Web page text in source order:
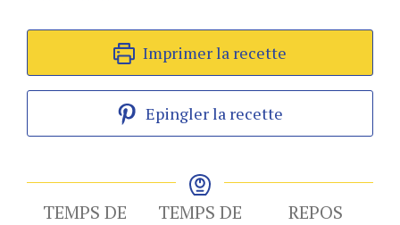
Imprimer la recette
Epingler la recette
TEMPS DE
TEMPS DE
REPOS